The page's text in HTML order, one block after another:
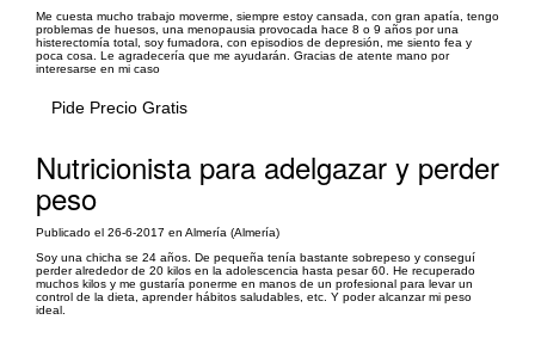
Me cuesta mucho trabajo moverme, siempre estoy cansada, con gran apatía, tengo
problemas de huesos, una menopausia provocada hace 8 o 9 años por una
histerectomía total, soy fumadora, con episodios de depresión, me siento fea y
poca cosa. Le agradecería que me ayudarán. Gracias de atente mano por
interesarse en mi caso
Pide Precio Gratis
Nutricionista para adelgazar y perder
peso
Publicado el 26-6-2017 en Almería (Almería)
Soy una chicha se 24 años. De pequeña tenía bastante sobrepeso y conseguí
perder alrededor de 20 kilos en la adolescencia hasta pesar 60. He recuperado
muchos kilos y me gustaría ponerme en manos de un profesional para levar un
control de la dieta, aprender hábitos saludables, etc. Y poder alcanzar mi peso
ideal.